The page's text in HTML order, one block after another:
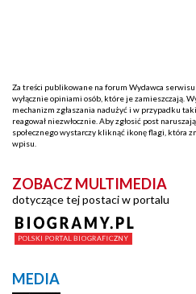
Za treści publikowane na forum Wydawca
wyłącznie opiniami osób, które je zamieszczają.
mechanizm zgłaszania nadużyć i w przypadku
reagował niezwłocznie. Aby zgłosić post
społecznego wystarczy kliknąć ikonę flagi, która
wpisu.
ZOBACZ MULTIMEDIA
dotyczące tej postaci w portalu
MEDIA